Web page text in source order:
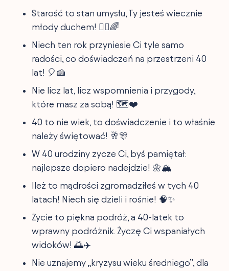
Starość to stan umysłu, Ty jesteś wiecznie
młody duchem! 🧘‍♂️🌈
Niech ten rok przyniesie Ci tyle samo
radości, co doświadczeń na przestrzeni 40
lat! 🎈🍰
Nie licz lat, licz wspomnienia i przygody,
które masz za sobą! 🗺️❤️
40 to nie wiek, to doświadczenie i to właśnie
należy świętować! 🥂🎊
W 40 urodziny zycze Ci, byś pamiętał:
najlepsze dopiero nadejdzie! 🌼🏔️
Ileż to mądrości zgromadziłeś w tych 40
latach! Niech się dzieli i rośnie! 🧠✨
Życie to piękna podróż, a 40-latek to
wprawny podróżnik. Życzę Ci wspaniałych
widoków! 🌅✈️
Nie uznajemy „kryzysu wieku średniego”, dla